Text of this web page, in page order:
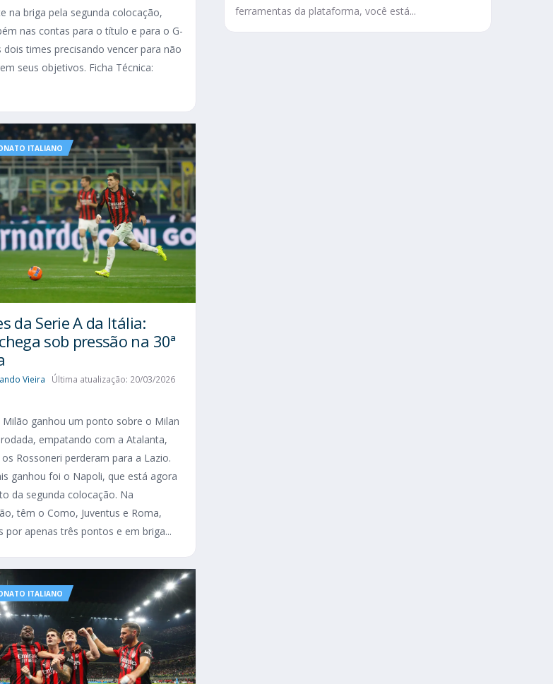
na briga pela segunda colocação,
nas contas para o título e para o G-
dois times precisando vencer para não
seus objetivos. Ficha Técnica:
ITALIANO
da Serie A da Itália:
sob pressão na 30ª
Vieira Última atualização: 20/03/2026
Milão ganhou um ponto sobre o Milan
empatando com a Atalanta,
Rossoneri perderam para a Lazio.
ganhou foi o Napoli, que está agora
da segunda colocação. Na
têm o Como, Juventus e Roma,
por apenas três pontos e em briga...
ITALIANO
ferramentas da plataforma, você está...